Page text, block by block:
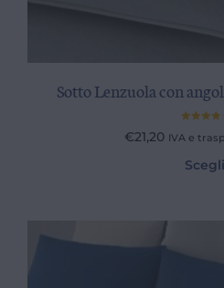
Sotto Lenzuola con
4.00 su
€21,20 IVA e
Scegli